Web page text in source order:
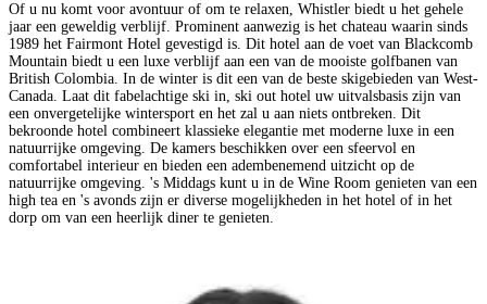
Of u nu komt voor avontuur of om te relaxen, Whistler biedt u het gehele
jaar een geweldig verblijf. Prominent aanwezig is het chateau waarin sinds
1989 het Fairmont Hotel gevestigd is. Dit hotel aan de voet van Blackcomb
Mountain biedt u een luxe verblijf aan een van de mooiste golfbanen van
British Colombia. In de winter is dit een van de beste skigebieden van West-
Canada. Laat dit fabelachtige ski in, ski out hotel uw uitvalsbasis zijn van
een onvergetelijke wintersport en het zal u aan niets ontbreken. Dit
bekroonde hotel combineert klassieke elegantie met moderne luxe in een
natuurrijke omgeving. De kamers beschikken over een sfeervol en
comfortabel interieur en bieden een adembenemend uitzicht op de
natuurrijke omgeving. 's Middags kunt u in de Wine Room genieten van een
high tea en 's avonds zijn er diverse mogelijkheden in het hotel of in het
dorp om van een heerlijk diner te genieten.